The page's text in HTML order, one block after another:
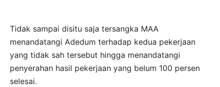
Tidak sampai disitu saja tersangka MAA
menandatangi Adedum terhadap kedua pekerjaan
yang tidak sah tersebut hingga menandatangi
penyerahan hasil pekerjaan yang belum 100 persen
selesai.